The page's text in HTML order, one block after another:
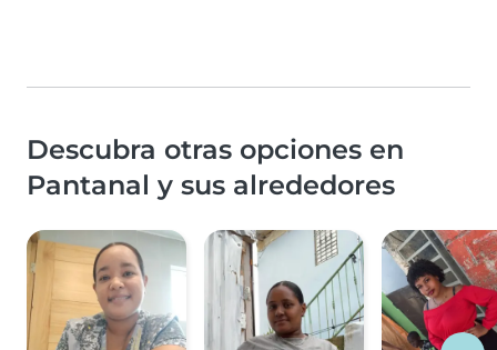
Descubra otras opciones en
Pantanal y sus alrededores